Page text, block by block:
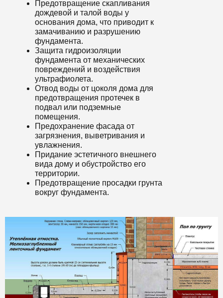
Предотвращение скапливания
дождевой и талой воды у
основания дома, что приводит к
замачиванию и разрушению
фундамента.
Защита гидроизоляции
фундамента от механических
повреждений и воздействия
ультрафиолета.
Отвод воды от цоколя дома для
предотвращения протечек в
подвал или подземные
помещения.
Предохранение фасада от
загрязнения, выветривания и
увлажнения.
Придание эстетичного внешнего
вида дому и обустройство его
территории.
Предотвращение просадки грунта
вокруг фундамента.